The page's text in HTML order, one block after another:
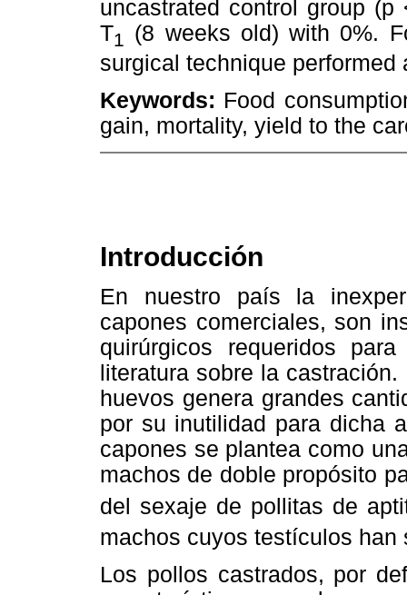
uncastrated control group
T1 (8 weeks old) with 0%.
surgical technique
Keywords: Food
gain, mortality, yield to the
Introducción
En nuestro país la
capones comerciales, son
quirúrgicos requeridos
literatura sobre la
huevos genera grandes
por su inutilidad para dicha
capones se plantea como
machos de doble propósito
del sexaje de pollitas de
machos cuyos testículos
Los pollos castrados, por